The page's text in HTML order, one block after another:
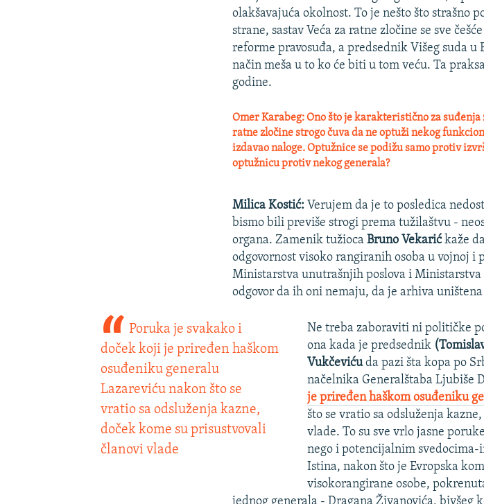
olakšavajuća okolnost. To je nešto što strašno
strane, sastav Veća za ratne zločine se sve
reforme pravosuđa, a predsednik Višeg suda u
način meša u to ko će biti u tom veću. Ta
godine.
Omer Karabeg:Ono što je karakteristično za suđenja
ratne zločine strogo čuva da ne optuži nekog
izdavao naloge. Optužnice se podižu samo protiv
optužnicu protiv nekog generala?
Milica Kostić: Verujem da je to posledica
bismo bili previše strogi prema tužilaštvu -
organa. Zamenik tužiocaBruno Vekarićkaže
odgovornost visoko rangiranih osoba u vojnoj
Ministarstva unutrašnjih poslova i
odgovor da ih oni nemaju, da je arhiva
Poruka je svakako i
doček koji je priređen haškom
osuđeniku generalu
Lazareviću nakon što se
vratio sa odsluženja kazne,
doček kome su prisustvovali
članovi vlade
Ne treba zaboraviti ni političke
ona kada je predsednik
Vukčevićuda pazi šta kopa po
načelnika Generalštaba Ljubiše
je priređen haškom osuđeniku
što se vratio sa odsluženja
vlade. To su sve vrlo jasne
nego i potencijalnim
Istina, nakon što je Evropska
visokorangirane osobe,